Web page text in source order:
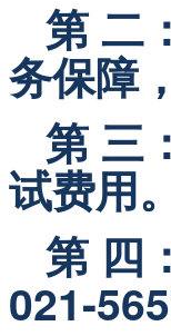
第 二
务保障
第 三
试费用
第 四
021-